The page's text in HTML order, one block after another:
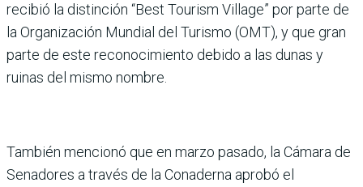
recibió la distinción “Best Tourism Village” por parte de
la Organización Mundial del Turismo (OMT), y que gran
parte de este reconocimiento debido a las dunas y
ruinas del mismo nombre.
También mencionó que en marzo pasado, la Cámara de
Senadores a través de la Conaderna aprobó el